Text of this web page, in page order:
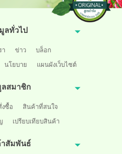
ลทั่วไป
า ข่าว
บล็อก
นโยบาย แผนผังเว็บไซต์
สมาชิก
งซื้อ
สินค้าที่สนใจ
เปรียบเทียบสินค้า
สัมพันธ์